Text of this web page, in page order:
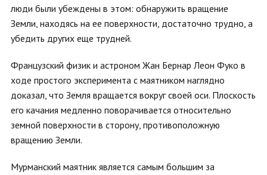
люди были убеждены в этом: обнаружить вращение
Земли, находясь на ее поверхности, достаточно трудно, а
убедить других еще трудней.
Французский физик и астроном Жан Бернар Леон Фуко в
ходе простого эксперимента с маятником наглядно
доказал, что Земля вращается вокруг своей оси. Плоскость
его качания медленно поворачивается относительно
земной поверхности в сторону, противоположную
вращению Земли.
Мурманский маятник является самым большим за